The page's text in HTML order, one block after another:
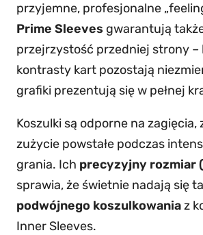
i
M
t
t
e
P
r
i
m
przyjemne, profesjonalne
Prime Sleeves gwarantują
przejrzystość przedniej strony –
kontrasty kart pozostają
grafiki prezentują się w pełnej
Koszulki są odporne na zagięcia,
zużycie powstałe podczas
grania. Ich precyzyjny rozmiar
sprawia, że świetnie nadają się
podwójnego koszulkowaniaz
Inner Sleeves.